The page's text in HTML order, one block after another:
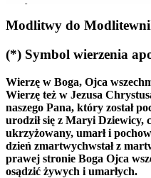
Modlitwy do
(*) Symbol wierzenia
Wierzę w Boga, Ojca
Wierzę też w Jezusa
naszego Pana, który został
urodził się z Maryi Dziewicy,
ukrzyżowany, umarł i
dzień zmartwychwstał z
prawej stronie Boga Ojca
osądzić żywych i umarłych.